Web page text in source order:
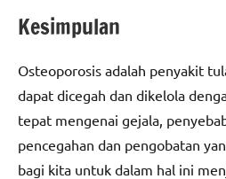
Kesimpulan
Osteoporosis adalah penyakit
dapat dicegah dan dikelola
tepat mengenai gejala,
pencegahan dan pengobatan
bagi kita untuk dalam hal ini